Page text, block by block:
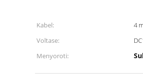
Kabel: 4
Voltase:
Menyoroti: